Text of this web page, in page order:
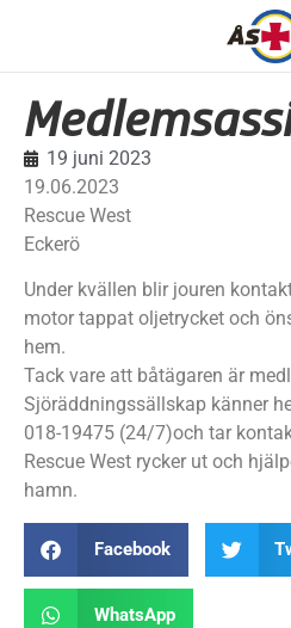
19 juni 2023
19.06.2023
Rescue West
Eckerö
Under kvällen blir jouren
motor tappat oljetrycket och
hem.
Tack vare att båtägaren är
Sjöräddningssällskap känner
018-19475 (24/7)och tar
Rescue West rycker ut och
hamn.
Facebook
WhatsApp